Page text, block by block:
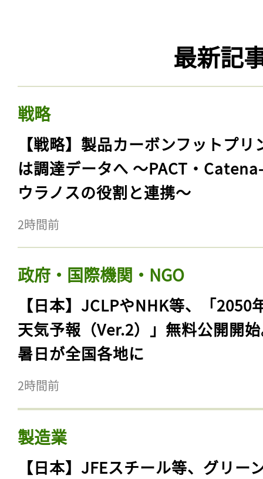
最新記
戦略
【戦略】製品カーボンフットプリ
は調達データへ 〜PACT・
ウラノスの役割と連携〜
2時間前
政府・国際機関・NGO
【日本】JCLPやNHK等、「2050
天気予報（Ver.2）」無料公開開
暑日が全国各地に
2時間前
製造業
【日本】JFEスチール等、グリー